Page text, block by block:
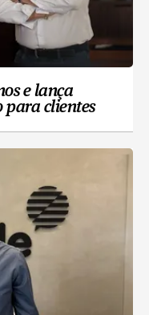
e lança
para clientes